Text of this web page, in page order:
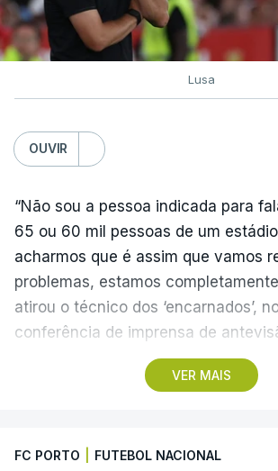
Lusa
OUVIR
VER MAIS
“Não sou a pessoa indicada para
65 ou 60 mil pessoas de um
acharmos que é assim que vamos
problemas, estamos
atirou o técnico dos ‘encarnados’,
conferência de imprensa de
com o Académico de Viseu.
futebol com início previsto para as
FC PORTO FUTEBOL NACIONAL